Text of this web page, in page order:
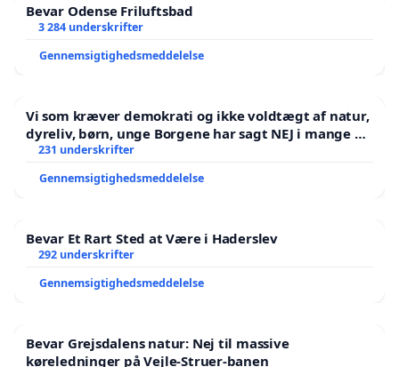
Bevar Odense Friluftsbad
3 284 underskrifter
Gennemsigtighedsmeddelelse
Vi som kræver demokrati og ikke voldtægt af natur,
dyreliv, børn, unge Borgene har sagt NEJ i mange år.
Der er
231 underskrifter
Gennemsigtighedsmeddelelse
Bevar Et Rart Sted at Være i Haderslev
292 underskrifter
Gennemsigtighedsmeddelelse
Bevar Grejsdalens natur: Nej til massive
køreledninger på Vejle-Struer-banen